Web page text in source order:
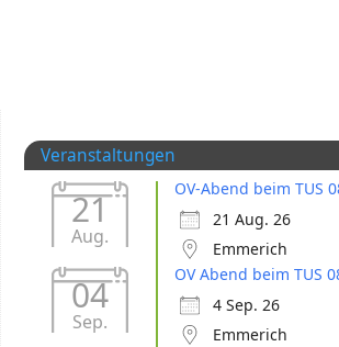
Veranstaltungen
21
Aug.
OV-Abend beim TUS
21 Aug. 26
Emmerich
04
Sep.
OV Abend beim TUS
4 Sep. 26
Emmerich